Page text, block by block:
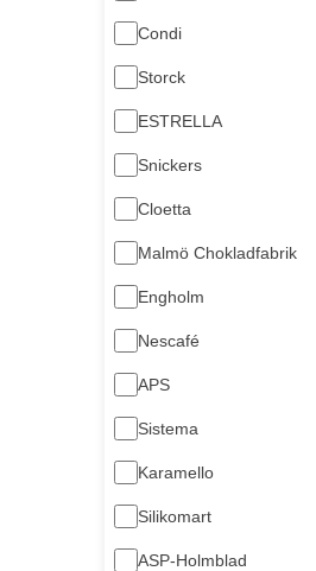
Condi
Storck
ESTRELLA
Snickers
Cloetta
Malmö Chokladfabrik
Engholm
Nescafé
APS
Sistema
Karamello
Silikomart
ASP-Holmblad